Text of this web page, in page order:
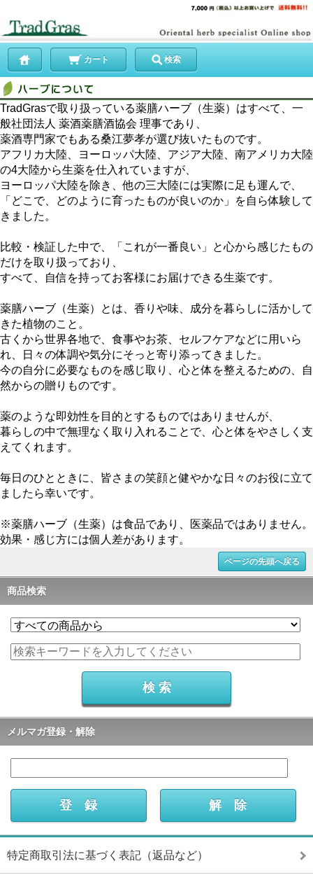
カート 検索
TradGrasで取り扱っている薬膳ハーブ（生薬）はすべて、一
般社団法人 薬酒薬膳酒協会 理事であり、
薬酒専門家でもある桑江夢孝が選び抜いたものです。
アフリカ大陸、ヨーロッパ大陸、アジア大陸、南アメリカ大陸
の4大陸から生薬を仕入れていますが、
ヨーロッパ大陸を除き、他の三大陸には実際に足も運んで、
「どこで、どのように育ったものが良いのか」を自ら体験して
きました。
比較・検証した中で、「これが一番良い」と心から感じたもの
だけを取り扱っており、
すべて、自信を持ってお客様にお届けできる生薬です。
薬膳ハーブ（生薬）とは、香りや味、成分を暮らしに活かして
きた植物のこと。
古くから世界各地で、食事やお茶、セルフケアなどに用いら
れ、日々の体調や気分にそっと寄り添ってきました。
今の自分に必要なものを感じ取り、心と体を整えるための、自
然からの贈りものです。
薬のような即効性を目的とするものではありませんが、
暮らしの中で無理なく取り入れることで、心と体をやさしく支
えてくれます。
毎日のひとときに、皆さまの笑顔と健やかな日々のお役に立て
ましたら幸いです。
※薬膳ハーブ（生薬）は食品であり、医薬品ではありません。
効果・感じ方には個人差があります。
ページの先頭へ戻る
商品検索
メルマガ登録・解除
特定商取引法に基づく表記（返品など）